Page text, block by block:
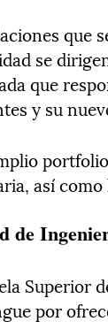
que
se
que
y su
así
de
Superior
por